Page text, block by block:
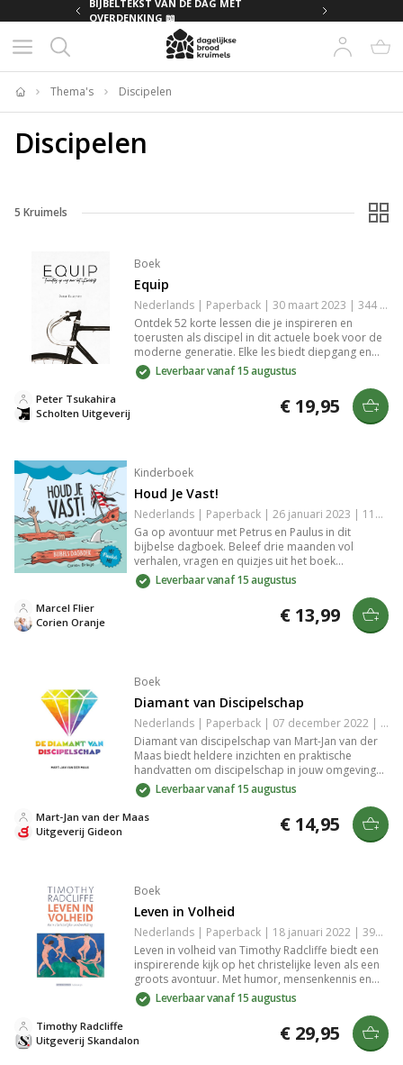
BIJBELTEKST VAN DE DAG MET
OVERDENKING 📖
Home
Thema's Discipelen
Discipelen
5 Kruimels
Boek
Equip
Nederlands | Paperback | 30 maart 2023 | 344 pagina's | 9789083313047
Ontdek 52 korte lessen die je inspireren en
toerusten als discipel in dit actuele boek voor de
moderne generatie. Elke les biedt diepgang en
betekenis, ideaal voor wekelijkse studie om jouw
spirituele reis te verrijken en een bijdrage te
persoonlijke groei en groepdiscussies.
Leverbaar vanaf 15 augustus
Scholten Uitgeverij
Peter Tsukahira € 19,95
Kinderboek
Houd Je Vast!
Nederlands | Paperback | 26 januari 2023 | 112 pagina's | 9789033834561
Ga op avontuur met Petrus en Paulus in dit
bijbelse dagboek. Beleef drie maanden vol
verhalen, vragen en quizjes uit het boek
Handelingen. Ideaal voor persoonlijke momenten
of samenzijn, biedt deze uitgave een unieke kijk
op de avontuurlijke en gevaarlijke reizen van
Jezus' vrienden. Lach terwijl je nadenkt.
Leverbaar vanaf 15 augustus
Corien Oranje
Marcel Flier € 13,99
Boek
Diamant van Discipelschap
Nederlands | Paperback | 07 december 2022 | 108 pagina's | 9789059992306
Diamant van discipelschap van Mart-Jan van der
Maas biedt heldere inzichten en praktische
handvatten om discipelschap in jouw omgeving
concreet vorm te geven. Dit gemakkelijk te
begrijpen boek begeleidt je bij het toepassen van
tijdloze principes, ondersteund door aanvullende
online artikelen en case-studies.
Leverbaar vanaf 15 augustus
Uitgeverij Gideon
Mart-Jan van der Maas € 14,95
Boek
Leven in Volheid
Nederlands | Paperback | 18 januari 2022 | 392 pagina's | 9789493220102
Leven in volheid van Timothy Radcliffe biedt een
inspirerende kijk op het christelijke leven als een
groots avontuur. Met humor, mensenkennis en
liefde voor taal verkent Radcliffe, samen met
bondgenoten als schrijvers en filmmakers, de
schoonheid en complexiteit van het menselijk
bestaan. Een uitnodiging om ja te zeggen tegen
Leverbaar vanaf 15 augustus
Uitgeverij Skandalon
Timothy Radcliffe € 29,95